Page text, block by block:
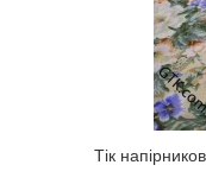
Тік